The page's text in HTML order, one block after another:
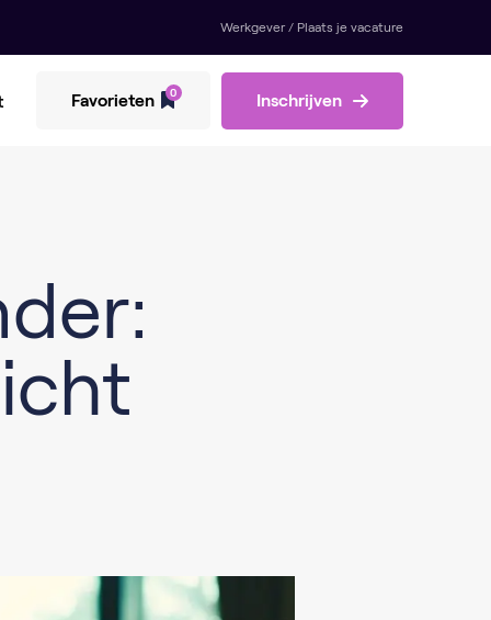
Werkgever / Plaats je vacature
Favorieten 0 Inschrijven